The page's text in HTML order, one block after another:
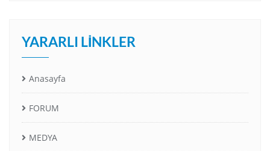
YARARLI LINKLER
Anasayfa
FORUM
MEDYA